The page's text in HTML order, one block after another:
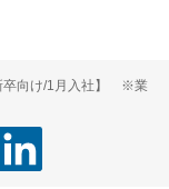
卒向け/1月入社】 ※業